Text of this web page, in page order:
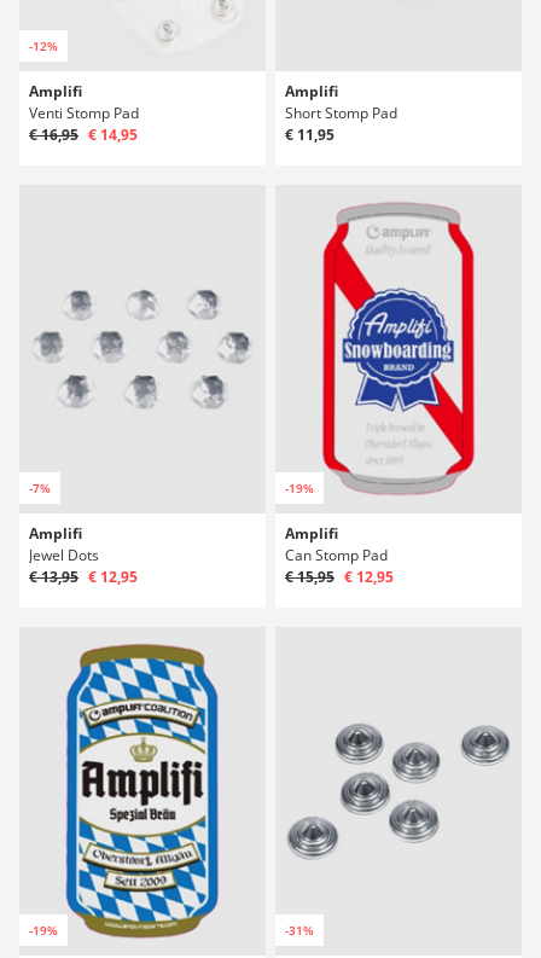
-12%
Amplifi
Venti Stomp Pad
€ 16,95 € 14,95
Amplifi
Short Stomp Pad
€ 11,95
-7%
Amplifi
Jewel Dots
€ 13,95 € 12,95
-19%
Amplifi
Can Stomp Pad
€ 15,95 € 12,95
-19% -31%